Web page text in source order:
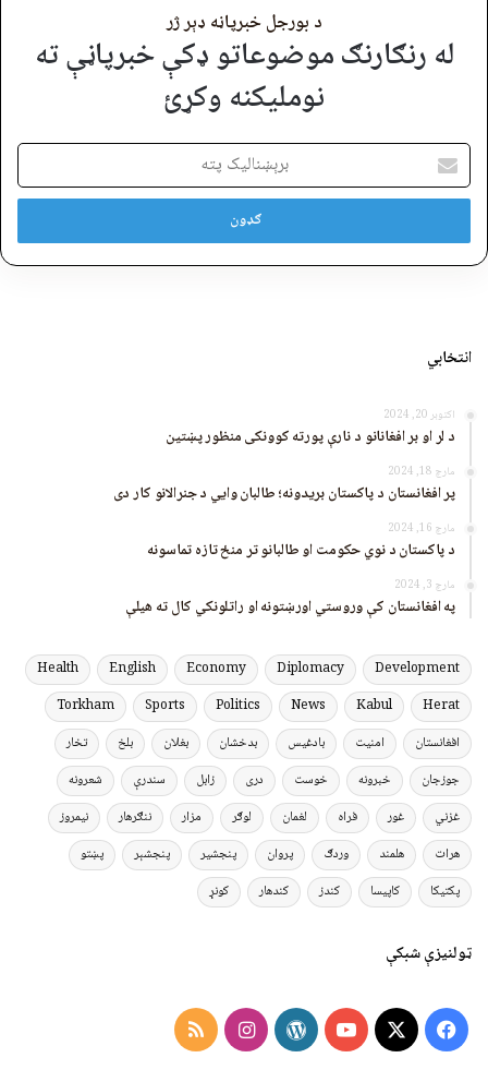
د بورجل خبرپاڼه ډېر ژر
له رنګارنګ موضوعاتو ډکې خبرپاڼې ته
نوملیکنه وکړئ
برېښنالیک
پته
انتخابي
اکتوبر 20, 2024
د لر او بر افغانانو د نارې پورته کوونکی منظور پښتین
مارچ 18, 2024
پر افغانستان د پاکستان بریدونه؛ طالبان وايي د جنرالانو کار دی
مارچ 16, 2024
د پاکستان د نوي حکومت او طالبانو تر منځ تازه تماسونه
مارچ 3, 2024
په افغانستان کې وروستي اورښتونه او راتلونکي کال ته هیلې
Development
Diplomacy
Economy
English
Health
Herat
Kabul
News
Politics
Sports
Torkham
افغانستان
امنیت بادغیس بدخشان بغلان بلخ
تخار
جوزجان
خبرونه خوست دری زابل سندرې
شعرونه
غزني
غور فراه لغمان لوګر مزار ننګرهار
نیمروز
هرات
هلمند وردګ پروان پنجشیر پنجشېر
پښتو
پکتیکا
کاپیسا کندز کندهار کونړ
ټولنیزې شبکې
Facebook
X
YouTube
WordPress
Instagram
RSS